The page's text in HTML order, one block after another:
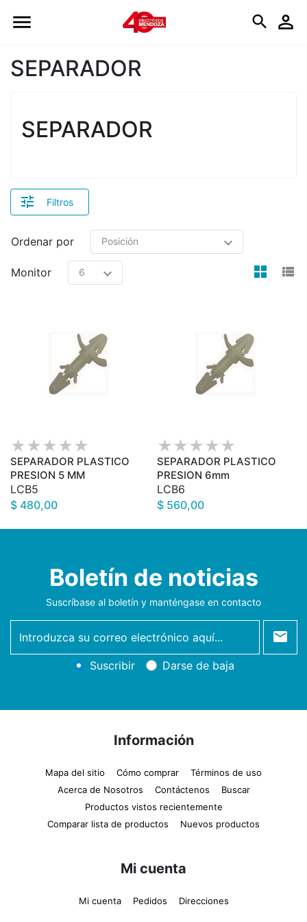
SEPARADOR
SEPARADOR
Filtros
Ordenar por
Monitor
SEPARADOR PLASTICO
PRESION 5 MM
LCB5
$ 480,00
SEPARADOR PLASTICO
PRESION 6mm
LCB6
$ 560,00
Boletín de noticias
Suscríbase al boletín y manténgase en contacto
newsletter
Suscribir Darse de baja
Información
Mapa del sitio Cómo comprar
Términos de uso
Acerca de Nosotros
Contáctenos
Buscar
Productos vistos recientemente
Comparar lista de productos
Nuevos productos
Mi cuenta
Mi cuenta Pedidos Direcciones